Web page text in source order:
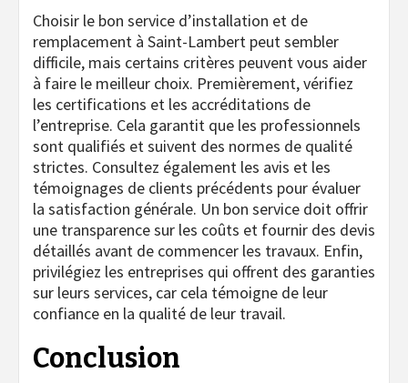
Choisir le bon service d’installation et de
remplacement à Saint-Lambert peut sembler
difficile, mais certains critères peuvent vous aider
à faire le meilleur choix. Premièrement, vérifiez
les certifications et les accréditations de
l’entreprise. Cela garantit que les professionnels
sont qualifiés et suivent des normes de qualité
strictes. Consultez également les avis et les
témoignages de clients précédents pour évaluer
la satisfaction générale. Un bon service doit offrir
une transparence sur les coûts et fournir des devis
détaillés avant de commencer les travaux. Enfin,
privilégiez les entreprises qui offrent des garanties
sur leurs services, car cela témoigne de leur
confiance en la qualité de leur travail.
Conclusion